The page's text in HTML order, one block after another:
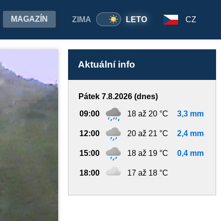
ZIMA LETO
MAGAZÍN CZ
Aktuální info
Pátek 7.8.2026 (dnes)
09:00 18 až 20 °C 3,3 mm
12:00 20 až 21 °C 2,4 mm
15:00 18 až 19 °C 0,4 mm
18:00 17 až 18 °C